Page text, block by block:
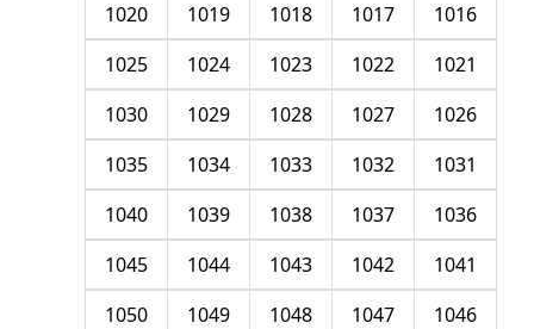
1016
1017
1018
1019
1020
1021
1022
1023
1024
1025
1026
1027
1028
1029
1030
1031
1032
1033
1034
1035
1036
1037
1038
1039
1040
1041
1042
1043
1044
1045
1046
1047
1048
1049
1050